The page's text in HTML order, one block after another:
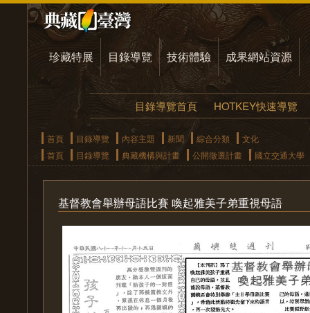
珍藏特展 目錄導覽 技術體驗 成果網站資源
目錄導覽首頁 HOTKEY快速導覽
首頁 目錄導覽 內容主題 新聞 綜合分類
文化
首頁
目錄導覽 典藏機構與計畫 公開徵選計畫 國立交通大學
基督教會舉辦母語比賽 喚起雅美子弟重視母語